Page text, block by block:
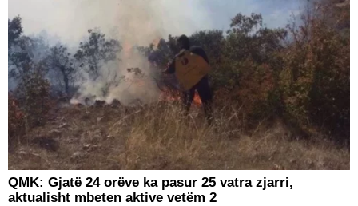
QMK: Gjatë 24 orëve ka pasur 25 vatra zjarri,
aktualisht mbeten aktive vetëm 2